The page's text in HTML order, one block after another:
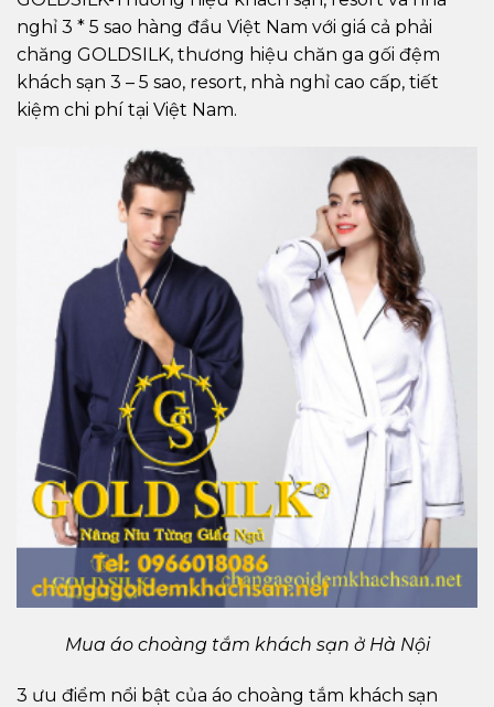
nghỉ 3 * 5 sao hàng đầu Việt Nam với giá cả phải
chăng GOLDSILK, thương hiệu chăn ga gối đệm
khách sạn 3 – 5 sao, resort, nhà nghỉ cao cấp, tiết
kiệm chi phí tại Việt Nam.
Mua áo choàng tắm khách sạn ở Hà Nội
3 ưu điểm nổi bật của áo choàng tắm khách sạn